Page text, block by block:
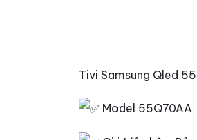
Tivi Samsung Qled
Model 55Q70AA